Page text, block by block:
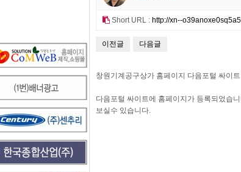
Short URL : http://xn--
이전글 다음글
창원기계공구상가 홈페이지 다음포털 싸이
다음포털 싸이트에 홈페이지가 등록되었습
보실수 있습니다.